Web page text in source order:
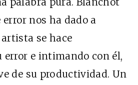
nos ha dado a
se hace
e intimando con él,
de su productividad. Un